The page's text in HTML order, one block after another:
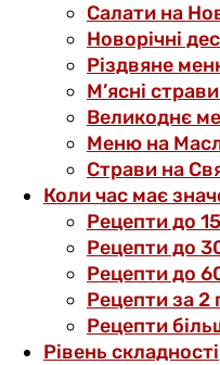
Салати на
Новорічні
Різдвяне
М’ясні
Великоднє
Меню на
Страви на
Коли час має
Рецепти до
Рецепти до
Рецепти до
Рецепти за 2
Рецепти
Рівень складності